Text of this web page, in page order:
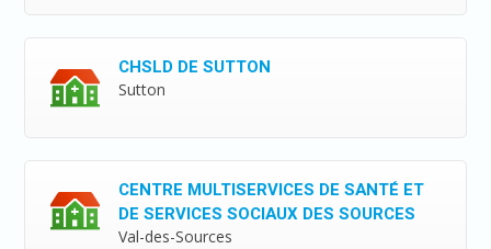
CHSLD DE SUTTON
Sutton
CENTRE MULTISERVICES DE SANTÉ ET
DE SERVICES SOCIAUX DES SOURCES
Val-des-Sources